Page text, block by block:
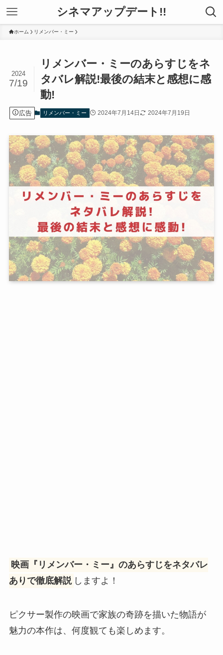
シネマアップデート!!
ホーム リメンバー・ミー
リメンバー・ミーのあらすじをネ
タバレ解説!最後の結末と感想に感
動!
2024
7/19
広告 リメンバー・ミー 2024年7月14日 2024年7月19日
映画『リメンバー・ミー』のあらすじをネタバレ
ありで徹底解説 しますよ！
ピクサー製作の映画で家族の奇跡を描いた物語が
魅力の本作は、何度観ても楽しめます。